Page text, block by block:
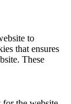
to
that ensures
These